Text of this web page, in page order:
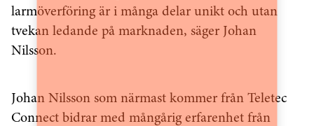
larmöverföring är i många delar unikt och utan
tvekan ledande på marknaden, säger Johan
Nilsson.
Johan Nilsson som närmast kommer från Teletec
Connect bidrar med mångårig erfarenhet från